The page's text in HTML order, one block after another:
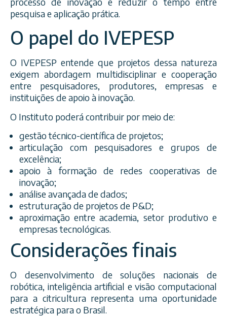
pesquisa e aplicação prática.
O papel do IVEPESP
O IVEPESP entende que projetos dessa natureza
exigem abordagem multidisciplinar e cooperação
entre pesquisadores, produtores, empresas e
instituições de apoio à inovação.
O Instituto poderá contribuir por meio de:
gestão técnico-científica de projetos;
articulação com pesquisadores e grupos de
excelência;
apoio à formação de redes cooperativas de
inovação;
análise avançada de dados;
estruturação de projetos de P&D;
aproximação entre academia, setor produtivo e
empresas tecnológicas.
Considerações finais
O desenvolvimento de soluções nacionais de
robótica, inteligência artificial e visão computacional
para a citricultura representa uma oportunidade
estratégica para o Brasil.